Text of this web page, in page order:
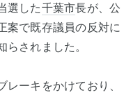
選した千葉市長が、公
案で既存議員の反対に
されました。
ーキをかけており、